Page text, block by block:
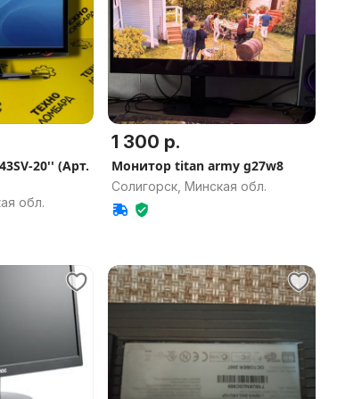
20'' (Арт.
обл.
1 300 р.
Монитор titan army g27w8
Солигорск, Минская обл.